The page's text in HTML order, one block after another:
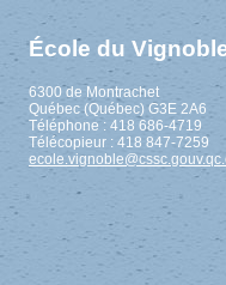
École du
6300 de Montrachet
Québec (Québec) G3E 2A6
Téléphone : 418 686-4719
Télécopieur : 418 847-7259